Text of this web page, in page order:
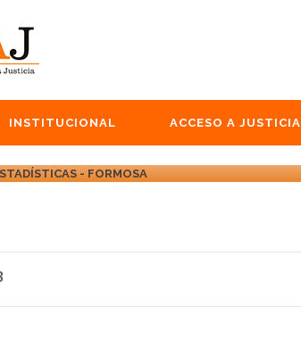
INSTITUCIONAL ACCESO A JUSTICIA
- FORMOSA